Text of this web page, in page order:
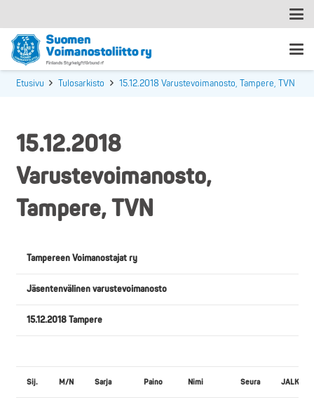
Etusivu Tulosarkisto 15.12.2018 Varustevoimanosto, Tampere, TVN
15.12.2018
Varustevoimanosto,
Tampere, TVN
Tampereen Voimanostajat ry
Jäsentenvälinen varustevoimanosto
15.12.2018 Tampere
Sij. M/N Sarja Paino Nimi Seura